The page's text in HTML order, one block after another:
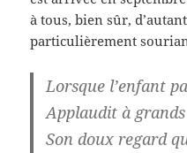
à tous, bien sûr,
particulièrement
Lorsque l’enfant
Applaudit à
Son doux regard